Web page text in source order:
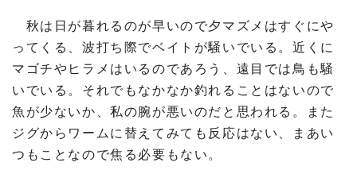
秋は日が暮れるのが早いので夕マズメはすぐにや
ってくる、波打ち際でベイトが騒いでいる。近くに
マゴチやヒラメはいるのであろう、遠目では鳥も騒
いでいる。それでもなかなか釣れることはないので
魚が少ないか、私の腕が悪いのだと思われる。また
ジグからワームに替えてみても反応はない、まあい
つもことなので焦る必要もない。